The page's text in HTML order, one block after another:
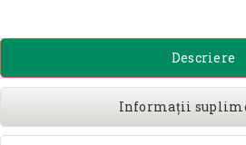
Descriere
Informații